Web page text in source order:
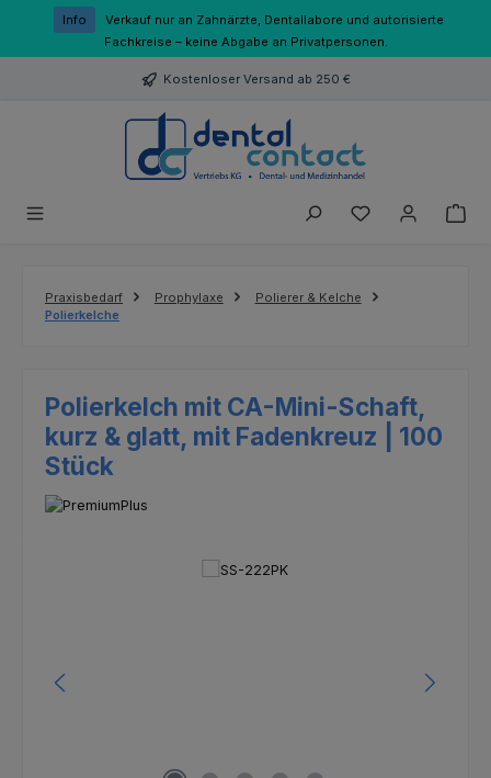
Zum Hauptinhalt springen
Info
Verkauf nur an Zahnärzte, Dentallabore und autorisierte
Fachkreise – keine Abgabe an Privatpersonen.
Kostenloser Versand ab 250 €
Du hast 0
Praxisbedarf Prophylaxe
Polierer & Kelche
Polierkelche
Polierkelch mit CA-Mini-Schaft,
kurz & glatt, mit Fadenkreuz | 100
Stück
Bildergalerie überspringen